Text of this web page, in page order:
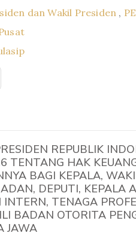
dan Wakil Presiden ,
REPUBLIK
TENTANG HAK
BAGI KEPALA,
DEPUTI, KEPALA
INTERN, TENAGA
BADAN OTORITA
JAWA